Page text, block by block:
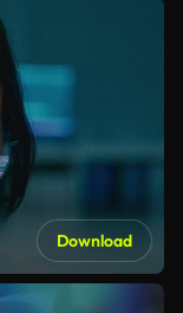
Download